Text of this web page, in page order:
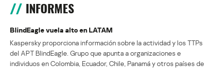
INFORMES
BlindEagle vuela alto en LATAM
Kaspersky proporciona información sobre la actividad y los TTPs
del APT BlindEagle. Grupo que apunta a organizaciones e
individuos en Colombia, Ecuador, Chile, Panamá y otros países de